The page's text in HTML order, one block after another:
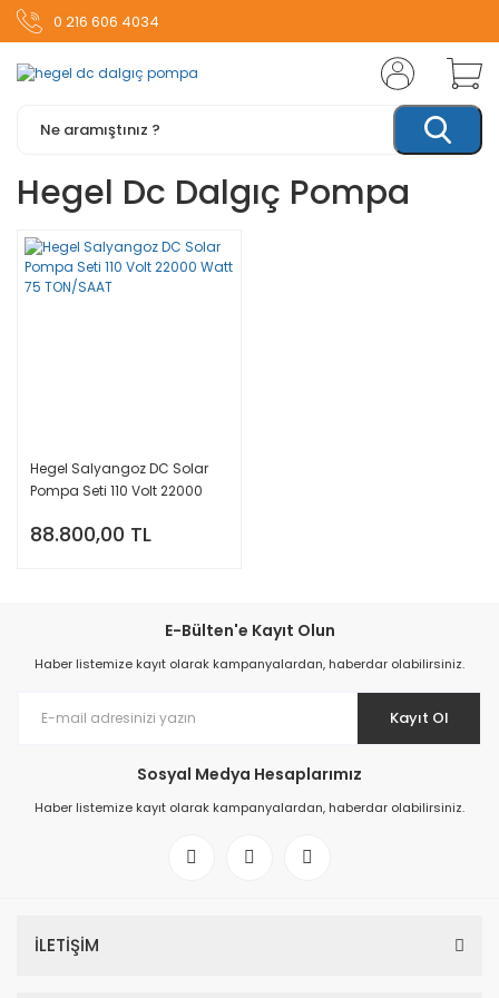
0 216 606 4034
Hegel Dc Dalgıç Pompa
Hegel Salyangoz DC Solar
Pompa Seti 110 Volt 22000
88.800,00 TL
E-Bülten'e Kayıt Olun
Haber listemize kayıt olarak kampanyalardan, haberdar olabilirsiniz.
Kayıt Ol
Sosyal Medya Hesaplarımız
Haber listemize kayıt olarak kampanyalardan, haberdar olabilirsiniz.
İLETİŞİM